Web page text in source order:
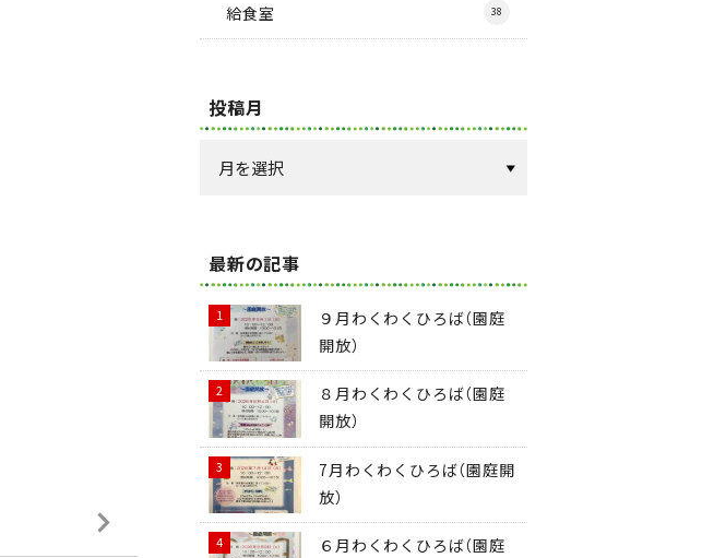
給食室 38
投稿月
最新の記事
９月わくわくひろば（園庭
開放）
８月わくわくひろば（園庭
開放）
7月わくわくひろば（園庭開
放）
６月わくわくひろば（園庭